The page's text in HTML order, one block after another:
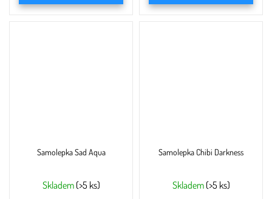
Samolepka Sad Aqua
Skladem (>5 ks)
Samolepka Chibi Darkness
Skladem (>5 ks)